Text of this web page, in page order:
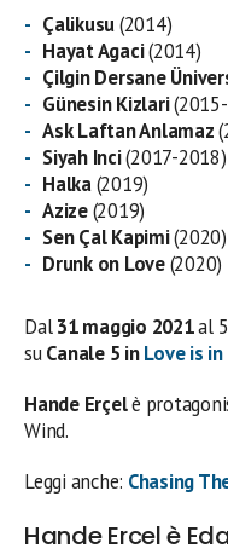
Çalikusu(2014)
Hayat Agaci(2014)
Çilgin Dersane
Günesin Kizlari
Ask Laftan Anlamaz
Siyah Inci(2017-2018)
Halka(2019)
Azize(2019)
Sen Çal Kapimi(2020)
Drunk on Love(2020)
Dal31 maggio 2021al
suCanale 5 inLove is
Hande Erçelè
Wind.
Leggi anche: Chasing
Hande Ercel è